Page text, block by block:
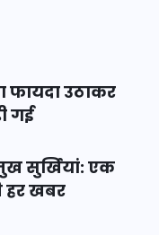
फायदा उठाकर
गई
सुर्खियां: एक
हर खबर